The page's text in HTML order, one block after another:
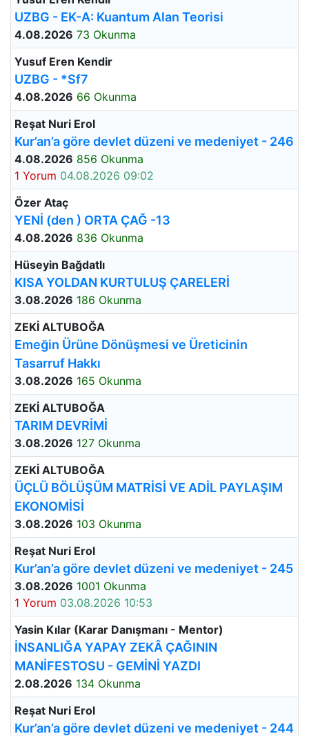
UZBG - EK-A: Kuantum Alan Teorisi
4.08.2026 73 Okunma
Yusuf Eren Kendir
UZBG - *Sf7
4.08.2026 66 Okunma
Reşat Nuri Erol
Kur’an’a göre devlet düzeni ve medeniyet - 246
4.08.2026 856 Okunma
1 Yorum 04.08.2026 09:02
Özer Ataç
YENİ (den ) ORTA ÇAĞ -13
4.08.2026 836 Okunma
Hüseyin Bağdatlı
KISA YOLDAN KURTULUŞ ÇARELERİ
3.08.2026 186 Okunma
ZEKİ ALTUBOĞA
Emeğin Ürüne Dönüşmesi ve Üreticinin
Tasarruf Hakkı
3.08.2026 165 Okunma
ZEKİ ALTUBOĞA
TARIM DEVRİMİ
3.08.2026 127 Okunma
ZEKİ ALTUBOĞA
ÜÇLÜ BÖLÜŞÜM MATRİSİ VE ADİL PAYLAŞIM
EKONOMİSİ
3.08.2026 103 Okunma
Reşat Nuri Erol
Kur’an’a göre devlet düzeni ve medeniyet - 245
3.08.2026 1001 Okunma
1 Yorum 03.08.2026 10:53
Yasin Kılar (Karar Danışmanı - Mentor)
İNSANLIĞA YAPAY ZEKÂ ÇAĞININ
MANİFESTOSU - GEMİNİ YAZDI
2.08.2026 134 Okunma
Reşat Nuri Erol
Kur’an’a göre devlet düzeni ve medeniyet - 244